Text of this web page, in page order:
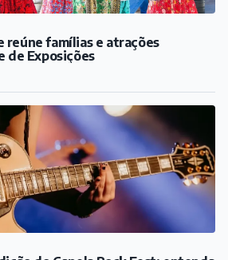
do Capela Rock Fest; entenda